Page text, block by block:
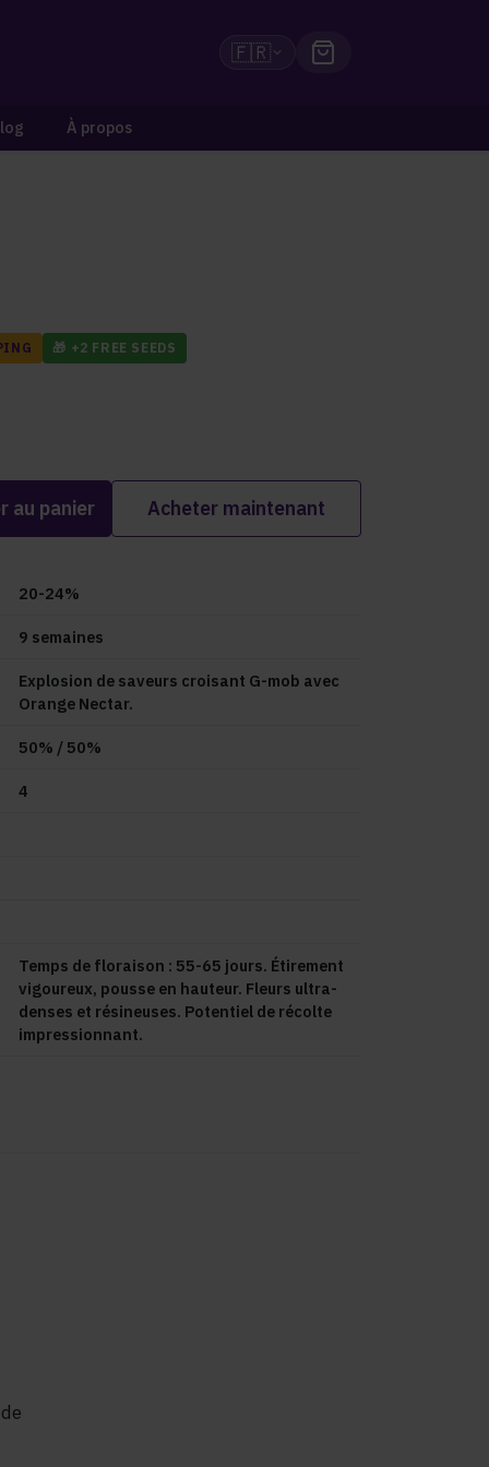
🇫🇷
À propos
🎁 +2 FREE SEEDS
au panier Acheter maintenant
20-24%
9 semaines
Explosion de saveurs croisant G-mob avec
Orange Nectar.
50% / 50%
4
Temps de floraison : 55-65 jours. Étirement
vigoureux, pousse en hauteur. Fleurs ultra-
denses et résineuses. Potentiel de récolte
impressionnant.